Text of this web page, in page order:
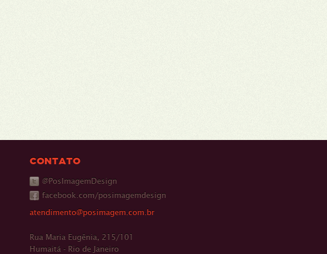
CONTATO
@PosImagemDesign
facebook.com/posimagemdesign
atendimento@posimagem.com.br
Rua Maria Eugênia, 215/101
Humaitá - Rio de Janeiro